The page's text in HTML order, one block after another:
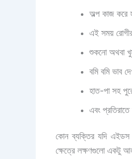
অল্প কাজ করে
এই সময় রোগীর
শুকনো অথবা
বমি বমি ভাব
হাত-পা সহ
এবং
কোন ব্যক্তির যদি এইডস
ক্ষেত্রে লক্ষণগুলো একটু